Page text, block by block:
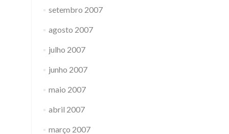
setembro 2007
agosto 2007
julho 2007
junho 2007
maio 2007
abril 2007
março 2007